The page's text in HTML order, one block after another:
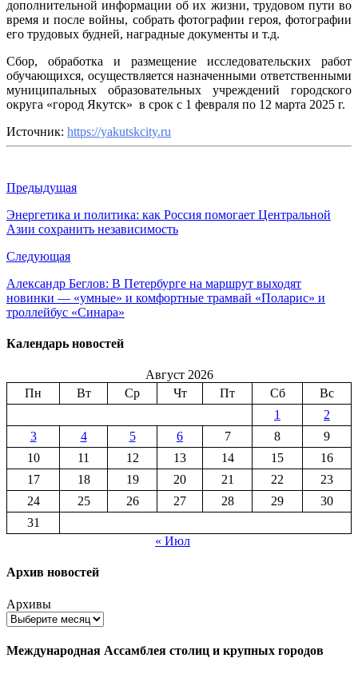
дополнительной информации об их жизни, трудовом пути во
время и после войны, собрать фотографии героя, фотографии
его трудовых будней, наградные документы и т.д.
Сбор, обработка и размещение исследовательских работ
обучающихся, осуществляется назначенными ответственными
муниципальных образовательных учреждений городского
округа «город Якутск» в срок с 1 февраля по 12 марта 2025 г.
Источник: https://yakutskcity.ru
Предыдущая
Энергетика и политика: как Россия помогает Центральной
Азии сохранить независимость
Следующая
Александр Беглов: В Петербурге на маршрут выходят
новинки — «умные» и комфортные трамвай «Поларис» и
троллейбус «Синара»
Календарь новостей
Август 2026
Пн
Вт Ср Чт Пт Сб
Вс
1
2
3
4 5 6 7 8
9
10
11 12 13 14 15
16
17
18 19 20 21 22
23
24
25 26 27 28 29
30
31
« Июл
Архив новостей
Архивы
Международная Ассамблея столиц и крупных городов